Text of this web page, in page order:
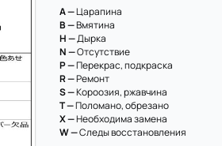
A —Царапина
B —Вмятина
H —Дырка
N —Отсутствие
P —Перекрас, подкраска
R —Ремонт
S —Короозия, ржавчина
T —Поломано, обрезано
X —Необходима замена
W —Следы восстановления